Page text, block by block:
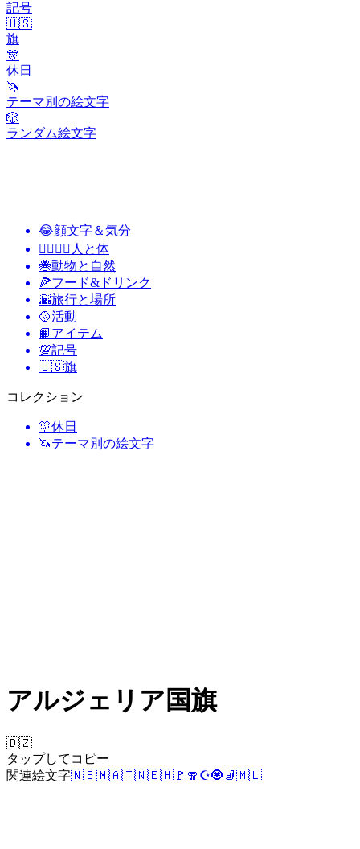
記号
🇺🇸
旗
🎊
休日
🦄
テーマ別の絵文字
🎲
ランダム絵文字
😂顔文字＆気分
👩‍❤️‍💋‍👨 人と体
🐝動物と自然
🍕フード&ドリンク
🌇旅行と場所
🥎活動
📙 アイテム
💯記号
🇺🇸旗
コレクション
🎊休日
🦄テーマ別の絵文字
アルジェリア国旗
🇩🇿
タップしてコピー
関連絵文字🇳🇪🇲🇦🇹🇳🇪🇭 🚩 🧣 ☪️🧿 🧦🇲🇱